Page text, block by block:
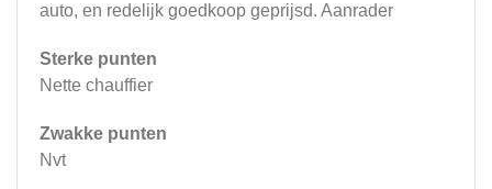
auto, en redelijk goedkoop geprijsd. Aanrader
Sterke punten
Nette chauffier
Zwakke punten
Nvt